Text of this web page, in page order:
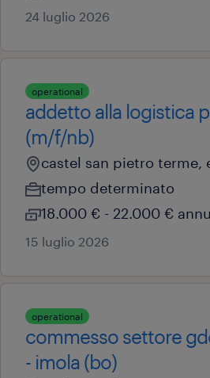
24 luglio 2026
operational
addetto alla logistica
(m/f/nb)
castel san pietro terme,
tempo determinato
18.000 € - 22.000 €
15 luglio 2026
operational
commesso settore
- imola (bo)